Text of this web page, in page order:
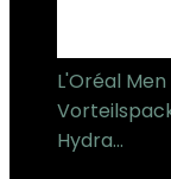
L'Oréal
Hydra…